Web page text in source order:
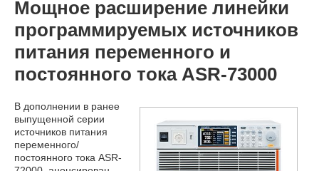
Мощное расширение линейки
программируемых источников
питания переменного и
постоянного тока ASR-73000
В дополнении в ранее
выпущенной серии
источников питания
переменного/
постоянного тока ASR-